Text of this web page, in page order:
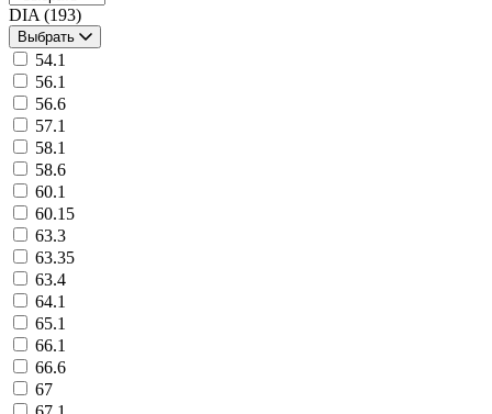
DIA (193)
Выбрать
54.1
56.1
56.6
57.1
58.1
58.6
60.1
60.15
63.3
63.35
63.4
64.1
65.1
66.1
66.6
67